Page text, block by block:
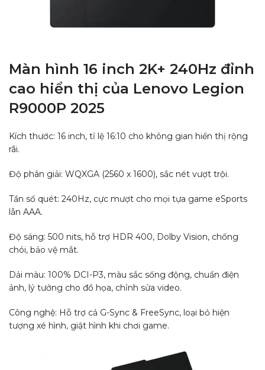
Màn hình 16 inch 2K+ 240Hz đỉnh
cao hiển thị của ​​Lenovo Legion
R9000P 2025
Kích thước: 16 inch, tỉ lệ 16:10 cho không gian hiển thị rộng
rãi.
Độ phân giải: WQXGA (2560 x 1600), sắc nét vượt trội.
Tần số quét: 240Hz, cực mượt cho mọi tựa game eSports
lẫn AAA.
Độ sáng: 500 nits, hỗ trợ HDR 400, Dolby Vision, chống
chói, bảo vệ mắt.
Dải màu: 100% DCI-P3, màu sắc sống động, chuẩn điện
ảnh, lý tưởng cho đồ họa, chỉnh sửa video.
Công nghệ: Hỗ trợ cả G-Sync & FreeSync, loại bỏ hiện
tượng xé hình, giật hình khi chơi game.